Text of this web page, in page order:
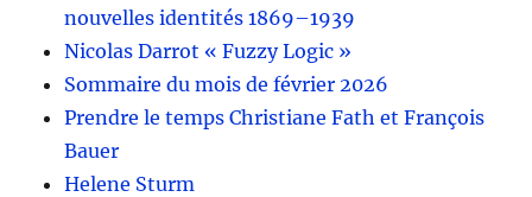
nouvelles identités 1869–1939
Nicolas Darrot « Fuzzy Logic »
Sommaire du mois de février 2026
Prendre le temps Christiane Fath et François
Bauer
Helene Sturm